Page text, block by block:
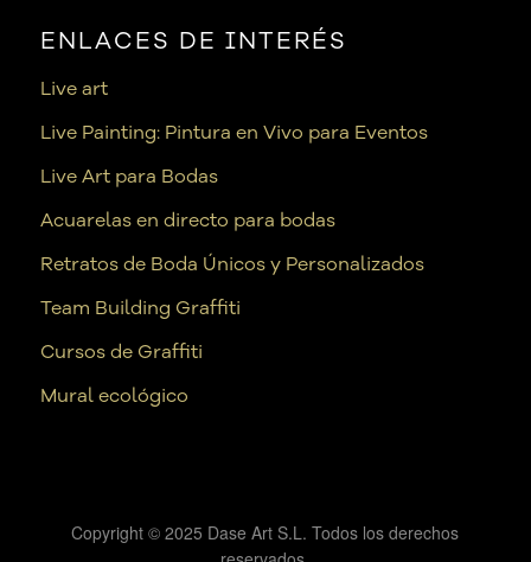
ENLACES DE INTERÉS
Live art
Live Painting: Pintura en Vivo para Eventos
Live Art para Bodas
Acuarelas en directo para bodas
Retratos de Boda Únicos y Personalizados
Team Building Graffiti
Cursos de Graffiti
Mural ecológico
Copyright © 2025 Dase Art S.L. Todos los derechos